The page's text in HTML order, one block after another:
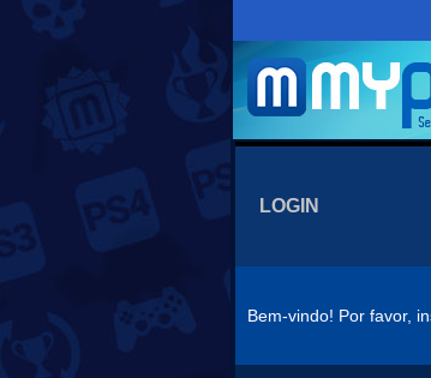
LOGIN
Bem-vindo! Por favor,